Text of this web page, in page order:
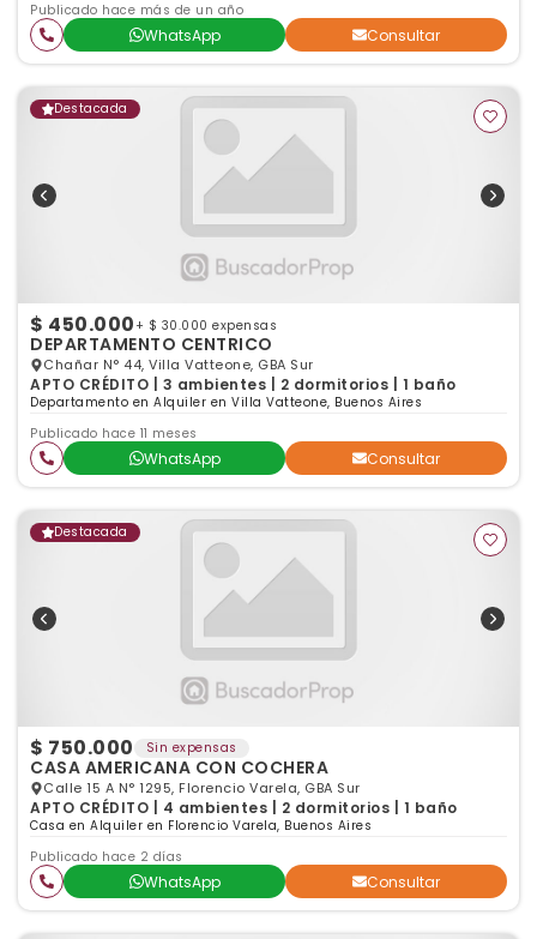
Publicado hace más de un año
WhatsApp Consultar
Destacada
$ 450.000 + $ 30.000 expensas
DEPARTAMENTO CENTRICO
Chañar N° 44, Villa Vatteone, GBA Sur
APTO CRÉDITO | 3 ambientes | 2 dormitorios | 1 baño
Departamento en Alquiler en Villa Vatteone, Buenos Aires
Publicado hace 11 meses
WhatsApp Consultar
Destacada
$ 750.000 Sin expensas
CASA AMERICANA CON COCHERA
Calle 15 A N° 1295, Florencio Varela, GBA Sur
APTO CRÉDITO | 4 ambientes | 2 dormitorios | 1 baño
Casa en Alquiler en Florencio Varela, Buenos Aires
Publicado hace 2 días
WhatsApp Consultar